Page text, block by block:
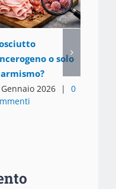
o solo
2026 |
0